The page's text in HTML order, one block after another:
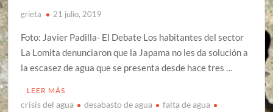
grieta 21 julio, 2019
Foto: Javier Padilla- El Debate Los habitantes del sector
La Lomita denunciaron que la Japama no les da solución a
la escasez de agua que se presenta desde hace tres …
LEER MÁS
crisis del agua desabasto de agua
falta de agua